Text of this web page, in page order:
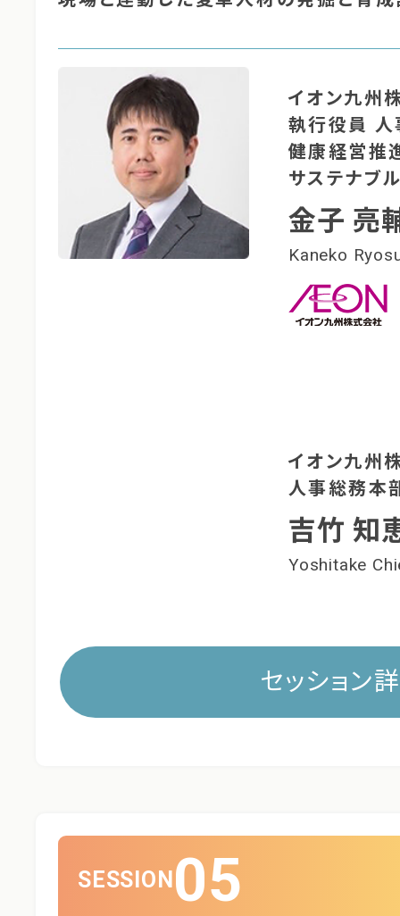
イオン九州
執行役員
健康経営推
サステナブ
金子 亮
Kaneko
イオン九州
人事総務本
吉竹 知
Yoshitake
セッション
SESSION 05